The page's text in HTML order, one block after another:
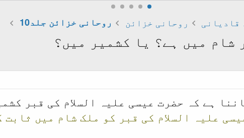
قادیانی روحانی خزائن روحانی خزائن جلد10
شام میں ہے؟ یا کشمیر میں؟
ہے کہ حضرت عیسی علیہ السلام کی قبر
علیہ السلام کی قبر کو ملک شام میں